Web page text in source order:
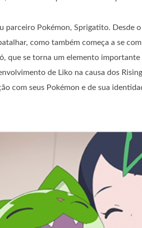
Pokémon, Sprigatito. Desde
como também começa a se
que se torna um elemento
de Liko na causa dos
com seus Pokémon e de sua